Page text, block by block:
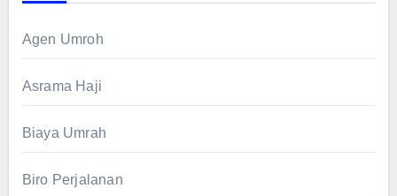
Agen Umroh
Asrama Haji
Biaya Umrah
Biro Perjalanan